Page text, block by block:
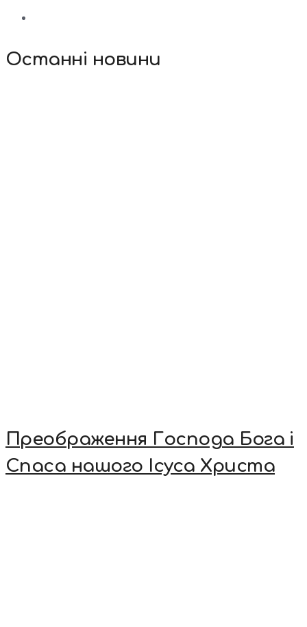
Останні новини
Преображення Господа Бога і
Спаса нашого Ісуса Христа